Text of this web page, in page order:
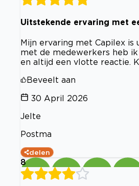
Uitstekende ervaring met
Mijn ervaring met Capilex
met de medewerkers heb
en altijd een vlotte reactie.
Beveelt aan
30 April 2026
Jelte
Postma
delen
8